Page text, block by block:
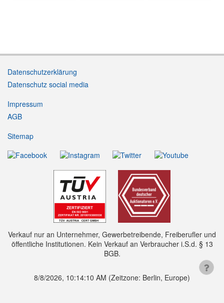
Datenschutzerklärung
Datenschutz social media
Impressum
AGB
Sitemap
Verkauf nur an Unternehmer, Gewerbetreibende, Freiberufler und
öffentliche Institutionen. Kein Verkauf an Verbraucher i.S.d. § 13
BGB.
8/8/2026, 10:14:11 AM (Zeitzone: Berlin, Europe)